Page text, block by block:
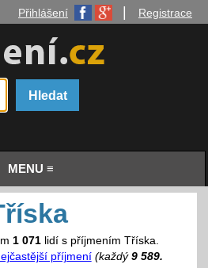
Přihlášení Registrace
MENU ≡
1 071lidí s příjmením Tříska.
příjmení (každý 9 589.